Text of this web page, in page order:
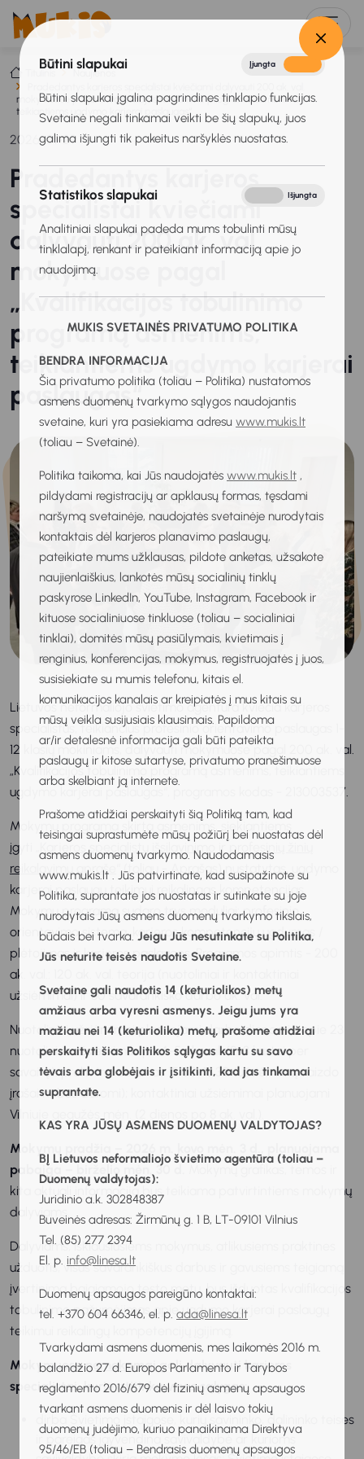
Būtini slapukai Įjungta
Būtini slapukai įgalina pagrindines tinklapio funkcijas.
Svetainė negali tinkamai veikti be šių slapukų, juos
galima išjungti tik pakeitus naršyklės nuostatas.
Statistikos slapukai Išjungta
Analitiniai slapukai padeda mums tobulinti mūsų
tinklalapį, renkant ir pateikiant informaciją apie jo
naudojimą.
MUKIS SVETAINĖS PRIVATUMO POLITIKA
BENDRA INFORMACIJA
Šia privatumo politika (toliau – Politika) nustatomos
asmens duomenų tvarkymo sąlygos naudojantis
svetaine, kuri yra pasiekiama adresu www.mukis.lt
(toliau – Svetainė).
Politika taikoma, kai Jūs naudojatės www.mukis.lt ,
pildydami registracijų ar apklausų formas, tęsdami
naršymą svetainėje, naudojatės svetainėje nurodytais
kontaktais dėl karjeros planavimo paslaugų,
pateikiate mums užklausas, pildote anketas, užsakote
naujienlaiškius, lankotės mūsų socialinių tinklų
paskyrose LinkedIn, YouTube, Instagram, Facebook ir
kituose socialiniuose tinkluose (toliau – socialiniai
tinklai), domitės mūsų pasiūlymais, kvietimais į
renginius, konferencijas, mokymus, registruojatės į juos,
susisiekiate su mumis telefonu, kitais el.
komunikacijos kanalais ar kreipiatės į mus kitais su
mūsų veikla susijusiais klausimais. Papildoma
ar/ir detalesnė informacija gali būti pateikta
paslaugų ir kitose sutartyse, privatumo pranešimuose
arba skelbiant ją internete.
Prašome atidžiai perskaityti šią Politiką tam, kad
teisingai suprastumėte mūsų požiūrį bei nuostatas dėl
asmens duomenų tvarkymo. Naudodamasis
www.mukis.lt . Jūs patvirtinate, kad susipažinote su
Politika, suprantate jos nuostatas ir sutinkate su joje
nurodytais Jūsų asmens duomenų tvarkymo tikslais,
būdais bei tvarka. Jeigu Jūs nesutinkate su Politika,
Jūs neturite teisės naudotis Svetaine.
Svetaine gali naudotis 14 (keturiolikos) metų
amžiaus arba vyresni asmenys. Jeigu jums yra
mažiau nei 14 (keturiolika) metų, prašome atidžiai
perskaityti šias Politikos sąlygas kartu su savo
tėvais arba globėjais ir įsitikinti, kad jas tinkamai
suprantate.
KAS YRA JŪSŲ ASMENS DUOMENŲ VALDYTOJAS?
BĮ Lietuvos neformaliojo švietimo agentūra (toliau –
Duomenų valdytojas):
Juridinio a.k. 302848387
Buveinės adresas: Žirmūnų g. 1 B, LT-09101 Vilnius
Tel. (85) 277 2394
El. p. info@linesa.lt
Duomenų apsaugos pareigūno kontaktai:
tel. +370 604 66346, el. p. ada@linesa.lt
Tvarkydami asmens duomenis, mes laikomės 2016 m.
balandžio 27 d. Europos Parlamento ir Tarybos
reglamento 2016/679 dėl fizinių asmenų apsaugos
tvarkant asmens duomenis ir dėl laisvo tokių
duomenų judėjimo, kuriuo panaikinama Direktyva
95/46/EB (toliau – Bendrasis duomenų apsaugos
Titulinis
Naujienos
mokymuose pagal „Kvalifikacijos tobulinimo programą asmenims,
teikiantiems ugdymo karjerai paslaugas“
2026-01-29
Pradedantys karjeros
specialistai kviečiami
dalyvauti 200 ak. val.
mokymuose pagal
„Kvalifikacijos tobulinimo
programą asmenims,
teikiantiems ugdymo karjerai
paslaugas“
Lietuvos neformaliojo švietimo agentūra kviečia karjeros
specialistus, teikiančius profesinio orientavimo paslaugas 1-
12 klasių mokiniams, dalyvauti mokymuose pagal 200 ak. val.
„Kvalifikacijos tobulinimo programą asmenims, teikiantiems
ugdymo karjerai paslaugas“, programos kodas - 213003537.
Mokymų programa skirta asmenims, siekiantiems
įgyti „
Karjeros specialistų išsilavinimo ir profesinių žinių
reikalavimų apraše
“ (toliau - Aprašas) nustatytas, ugdymo
karjerai paslaugų teikimui reikalingas kompetencijas.
Mokymų programą sudaro trys moduliai: profesinio
orientavimo sistema, karjeros kompetencijų ugdymas /
plėtojimas ir karjeros paslaugos. Programos apimtis - 200
ak. val.: 120 ak. val. teorija (nuotoliniai ir kontaktiniai
užsiėmimai) ir 80 savarankiško darbo ak. val.
Nuotoliniai užsiėmimai planuojami darbo dienomis: apie 23
nuotolinius užsiėmimus po 4-5 ak. val. (2-3 kartai per
savaitę), preliminarus laikas 15.00-18.30 (užsiėmimų vaizdo
įrašai nebus daromi); kontaktiniai užsiėmimai planuojami
Vilniuje gegužės mėn. (2 dienos po 8 ak. val.).
Mokymų pradžia – 2026 m. kovo mėn. 3 d., planuojama
pabaiga – birželio mėn. 30 d.
Mokymų grafikas, temos ir
kita aktuali informacija bus teikiama patvirtintiems mokymų
dalyviams.
Dalyviams, išklausiusiems mokymus, atlikusiems praktines
užduotis, visus savarankiškus darbus ir gavusiems teigiamą
įvertinimą baigiamojo testo metu, bus išduotas kvalifikacijos
tobulinimo pažymėjimas apie ugdymo karjerai paslaugų
teikimui reikalingų kompetencijų įgijimą.
Mokymuosenemokamaigali dalyvauti karjeros
specialistai, kurie atitinka visas sąlygas:
dirba Švietimo įstaigose, kurių savininko, dalininko teises
ir pareigas įgyvendina savivaldybė ar kurioms